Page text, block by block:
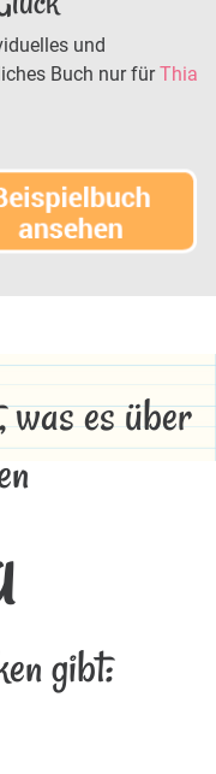
und
Buch nur fürThia
es über
gibt: